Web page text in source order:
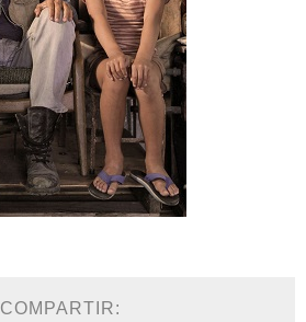
COMPARTIR: